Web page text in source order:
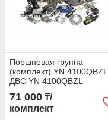
Поршневая группа
(комплект) YN 4100QBZL
ДВС YN 4100QBZL
71 000 ₸/
комплект